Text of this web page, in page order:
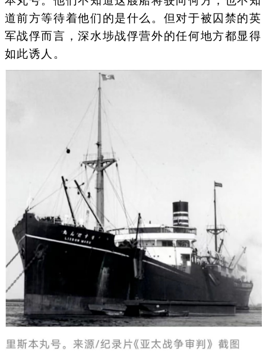
道前方等待着他们的是什么。但对于被囚禁的英
军战俘而言，深水埗战俘营外的任何地方都显得
如此诱人。